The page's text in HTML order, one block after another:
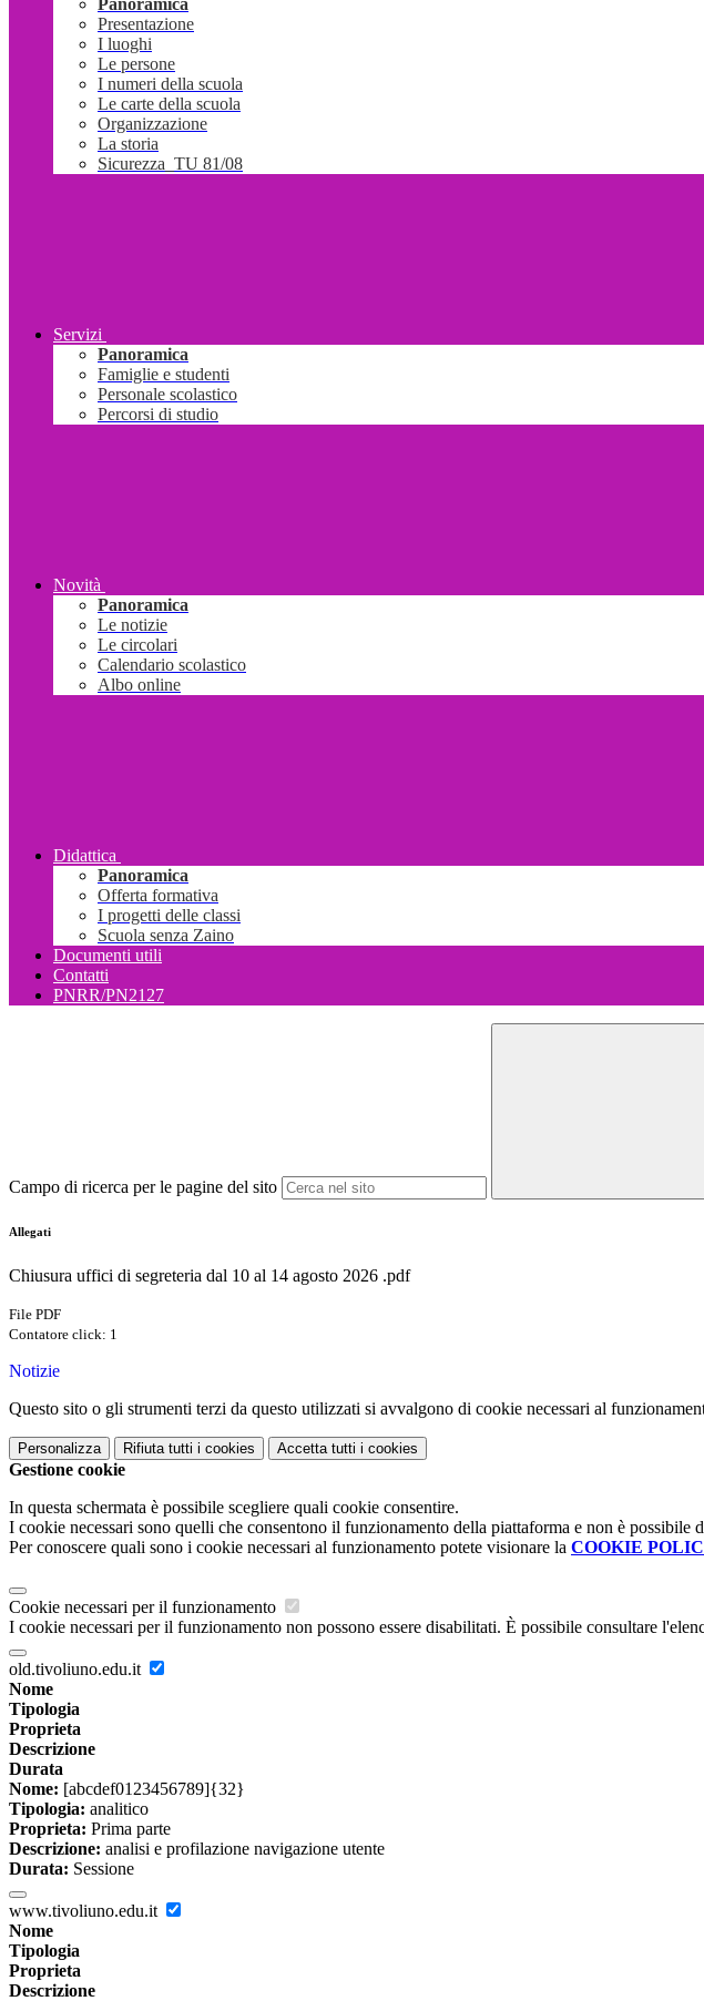
Panoramica
Presentazione
I luoghi
Le persone
I numeri della scuola
Le carte della scuola
Organizzazione
La storia
Sicurezza_TU 81/08
Servizi
Panoramica
Famiglie e studenti
Personale scolastico
Percorsi di studio
Novità
Panoramica
Le notizie
Le circolari
Calendario scolastico
Albo online
Didattica
Panoramica
Offerta formativa
I progetti delle classi
Scuola senza Zaino
Documenti utili
Contatti
PNRR/PN2127
Campo di ricerca per le pagine del sito
Allegati
Chiusura uffici di segreteria dal 10 al 14 agosto 2026 .pdf
File PDF
Contatore click: 1
Notizie
Questo sito o gli strumenti terzi da questo utilizzati si avvalgono di cookie necessari al
Personalizza Rifiuta tutti i cookies Accetta tutti i cookies
Gestione cookie
In questa schermata è possibile scegliere quali cookie consentire.
I cookie necessari sono quelli che consentono il funzionamento della piattaforma e non è possibile
Per conoscere quali sono i cookie necessari al funzionamento potete visionare la COOKIE
Cookie necessari per il funzionamento
I cookie necessari per il funzionamento non possono essere disabilitati. È possibile consultare
old.tivoliuno.edu.it
Nome
Tipologia
Proprieta
Descrizione
Durata
Nome: [abcdef0123456789]{32}
Tipologia: analitico
Proprieta: Prima parte
Descrizione: analisi e profilazione navigazione utente
Durata: Sessione
www.tivoliuno.edu.it
Nome
Tipologia
Proprieta
Descrizione